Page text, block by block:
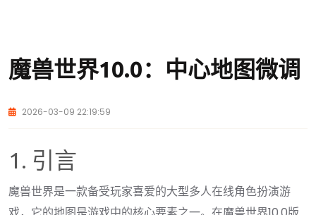
魔兽世界10.0：中心地图微调
2026-03-09 22:19:59
1. 引言
魔兽世界是一款备受玩家喜爱的大型多人在线角色扮演游